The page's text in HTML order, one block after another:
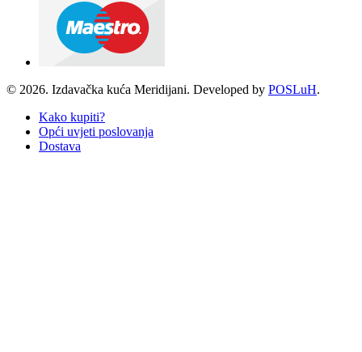
© 2026. Izdavačka kuća Meridijani. Developed by POSLuH.
Kako kupiti?
Opći uvjeti poslovanja
Dostava